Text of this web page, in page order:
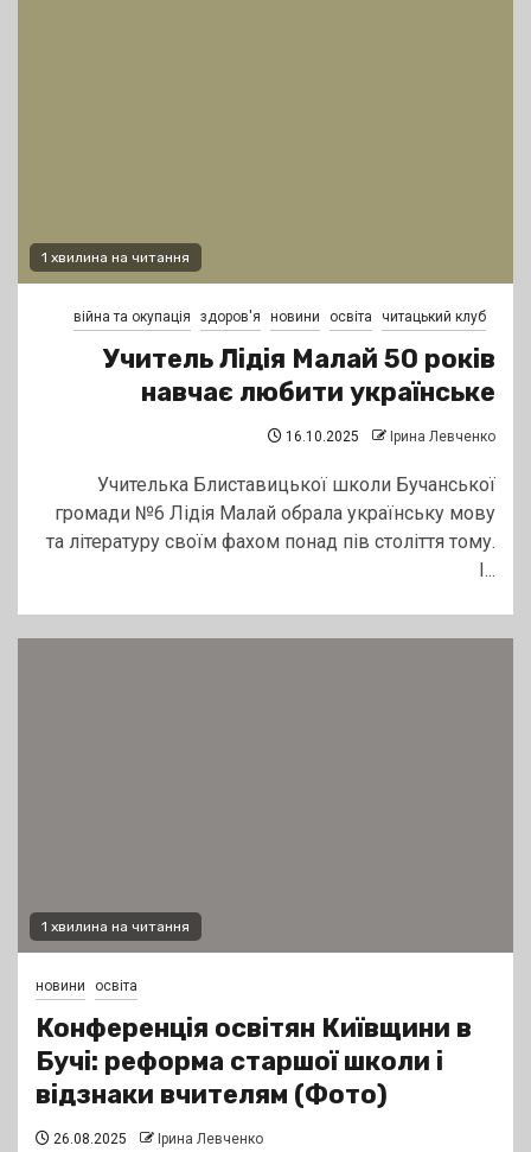
1 хвилина на читання
війна та окупація здоров'я новини освіта читацький клуб
Учитель Лідія Малай 50 років
навчає любити українське
16.10.2025 Ірина Левченко
Учителька Блиставицької школи Бучанської
громади №6 Лідія Малай обрала українську мову
та літературу своїм фахом понад пів століття тому.
І...
1 хвилина на читання
новини освіта
Конференція освітян Київщини в
Бучі: реформа старшої школи і
відзнаки вчителям (Фото)
26.08.2025 Ірина Левченко